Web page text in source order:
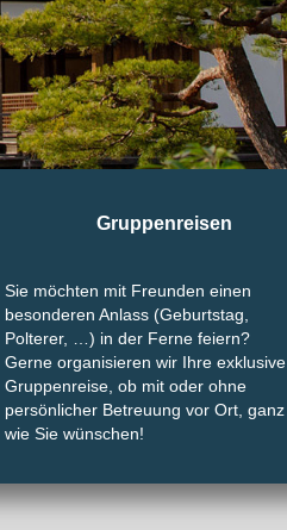
Gruppenreisen
Sie möchten mit Freunden einen
besonderen Anlass (Geburtstag,
Polterer, …) in der Ferne feiern?
Gerne organisieren wir Ihre exklusive
Gruppenreise, ob mit oder ohne
persönlicher Betreuung vor Ort, ganz
wie Sie wünschen!